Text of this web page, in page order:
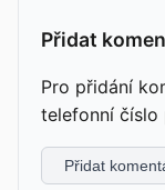
Přidat
Pro přidání
telefonní číslo
Přidat